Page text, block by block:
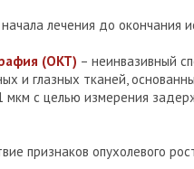
лечения до окончания
(ОКТ) – неинвазивный
и глазных тканей,
мкм с целью измерения
признаков опухолевого